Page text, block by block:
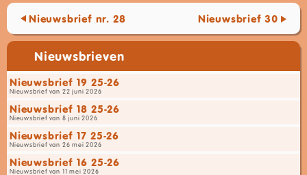
Nieuwsbrief nr. 28 Nieuwsbrief 30
Nieuwsbrieven
Nieuwsbrief 19 25-26
Nieuwsbrief van 22 juni 2026
Nieuwsbrief 18 25-26
Nieuwsbrief van 8 juni 2026
Nieuwsbrief 17 25-26
Nieuwsbrief van 26 mei 2026
Nieuwsbrief 16 25-26
Nieuwsbrief van 11 mei 2026